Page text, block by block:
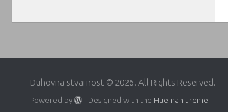
Duhovna stvarnost © 2026. All Rights Reserved.
Powered by - Designed with the Hueman theme